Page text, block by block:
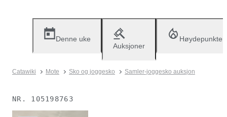
Denne uke
Auksjoner
Høydepunkter
Catawiki Mote Sko og joggesko Samler-joggesko auksjon
NR. 105198763